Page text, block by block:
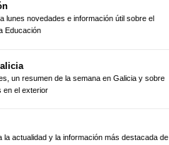
lunes novedades e información útil sobre el
Educación
un resumen de la semana en Galicia y sobre
en el exterior
la actualidad y la información más destacada de